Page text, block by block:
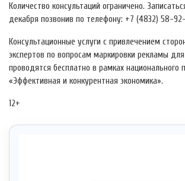
Количество консультаций ограничено.
декабря позвонив по телефону: +7 (4832) 58-92-
Консультационные услуги с привлечением
экспертов по вопросам маркировки рекламы
проводятся бесплатно в рамках национального
«Эффективная и конкурентная экономика».
12+